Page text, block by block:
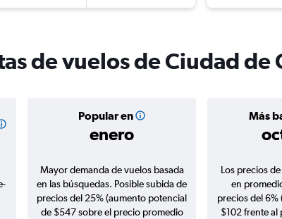
de vuelos de Ciudad de
Popular en
enero
Más
Mayor demanda de vuelos basada
en las búsquedas. Posible subida de
precios del 25% (aumento potencial
de $547 sobre el precio promedio
Los precios
en
precios del
$102 frente